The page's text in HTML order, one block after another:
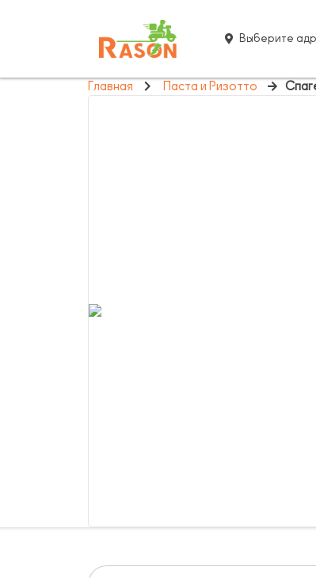
Выберите
Главная Паста и Ризотто